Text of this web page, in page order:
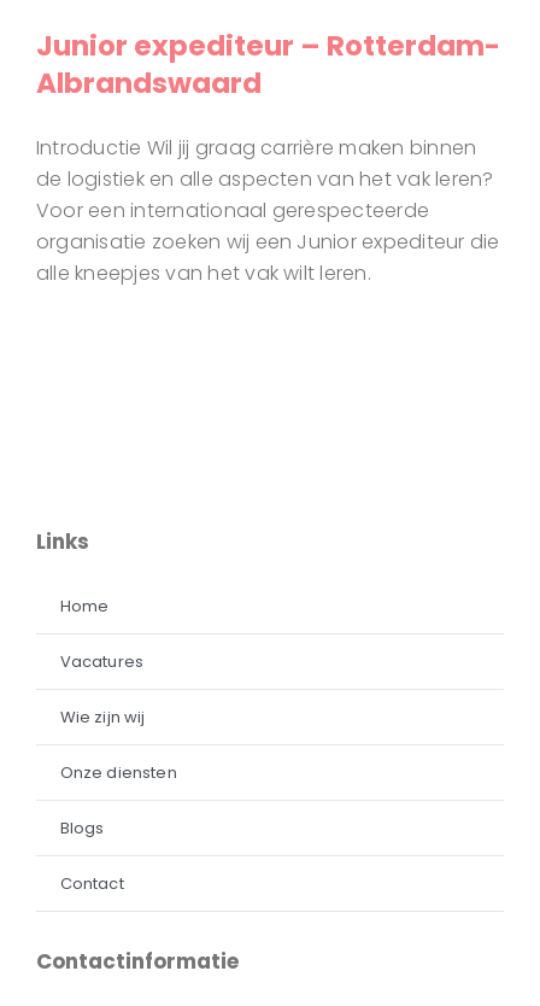
Junior expediteur – Rotterdam-
Albrandswaard
Introductie Wil jij graag carrière maken binnen
de logistiek en alle aspecten van het vak leren?
Voor een internationaal gerespecteerde
organisatie zoeken wij een Junior expediteur die
alle kneepjes van het vak wilt leren.
Links
Home
Vacatures
Wie zijn wij
Onze diensten
Blogs
Contact
Contactinformatie